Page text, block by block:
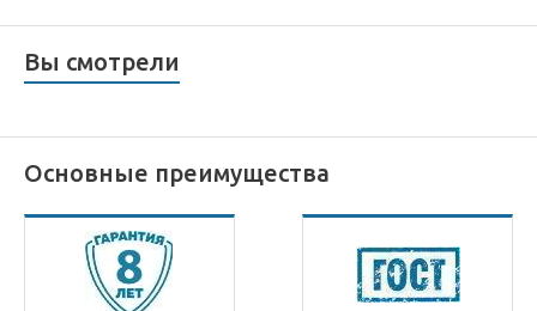
Вы смотрели
Основные преимущества